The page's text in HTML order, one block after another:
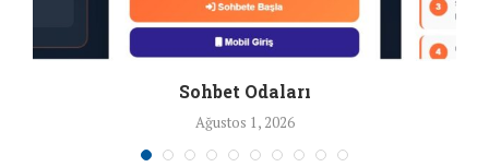
Sohbet Odaları
Ağustos 1, 2026